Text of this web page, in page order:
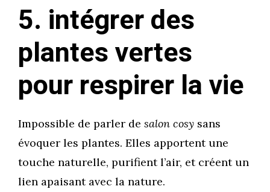
5. intégrer des
plantes vertes
pour respirer la vie
Impossible de parler de salon cosy sans
évoquer les plantes. Elles apportent une
touche naturelle, purifient l’air, et créent un
lien apaisant avec la nature.